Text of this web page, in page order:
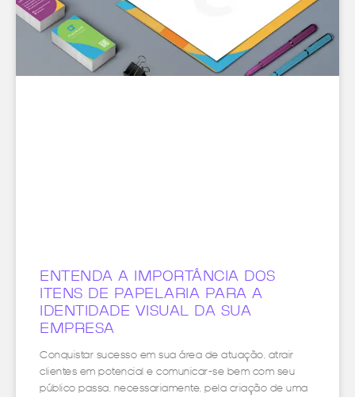
ENTENDA A IMPORTÂNCIA DOS
ITENS DE PAPELARIA PARA A
IDENTIDADE VISUAL DA SUA
EMPRESA
Conquistar sucesso em sua área de atuação, atrair
clientes em potencial e comunicar-se bem com seu
público passa, necessariamente, pela criação de uma